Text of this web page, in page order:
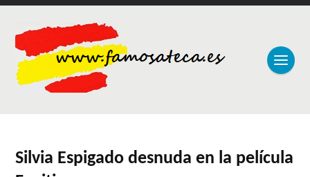
Silvia Espigado desnuda en la película